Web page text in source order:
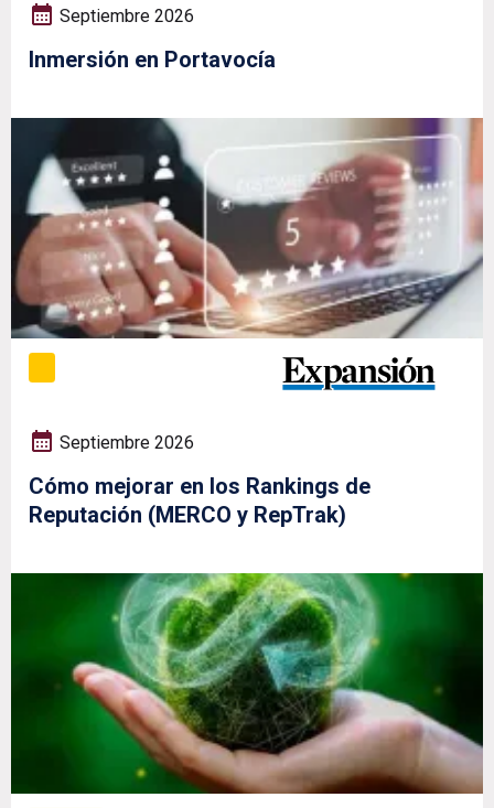
Septiembre 2026
Inmersión en Portavocía
Septiembre 2026
Cómo mejorar en los Rankings de
Reputación (MERCO y RepTrak)